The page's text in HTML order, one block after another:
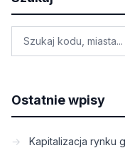
Ostatnie wpisy
Kapitalizacja rynku